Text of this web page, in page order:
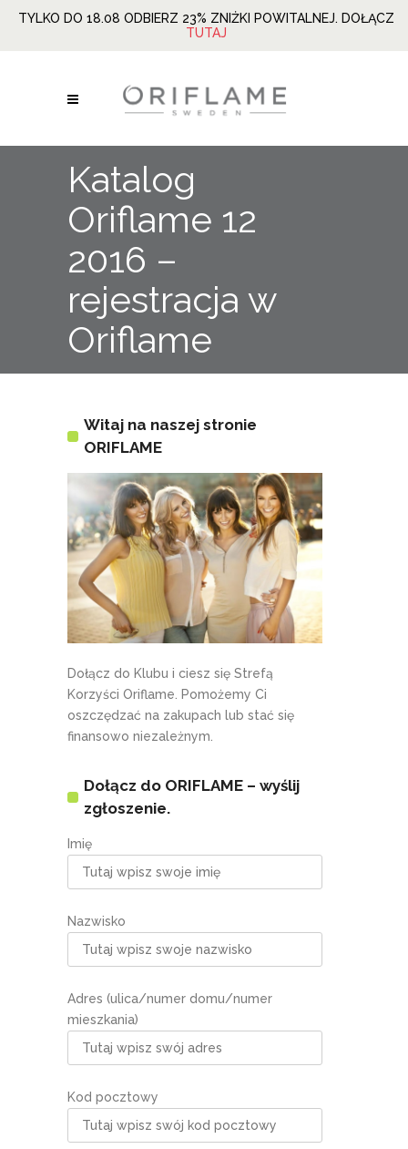
TYLKO DO 18.08 ODBIERZ 23% ZNIŻKI POWITALNEJ. DOŁĄCZ
TUTAJ
Katalog
Oriflame 12
2016 –
rejestracja w
Oriflame
Witaj na naszej stronie
ORIFLAME
Dołącz do Klubu i ciesz się Strefą
Korzyści Oriflame. Pomożemy Ci
oszczędzać na zakupach lub stać się
finansowo niezależnym.
Dołącz do ORIFLAME – wyślij
zgłoszenie.
Imię
Nazwisko
Adres (ulica/numer domu/numer
mieszkania)
Kod pocztowy